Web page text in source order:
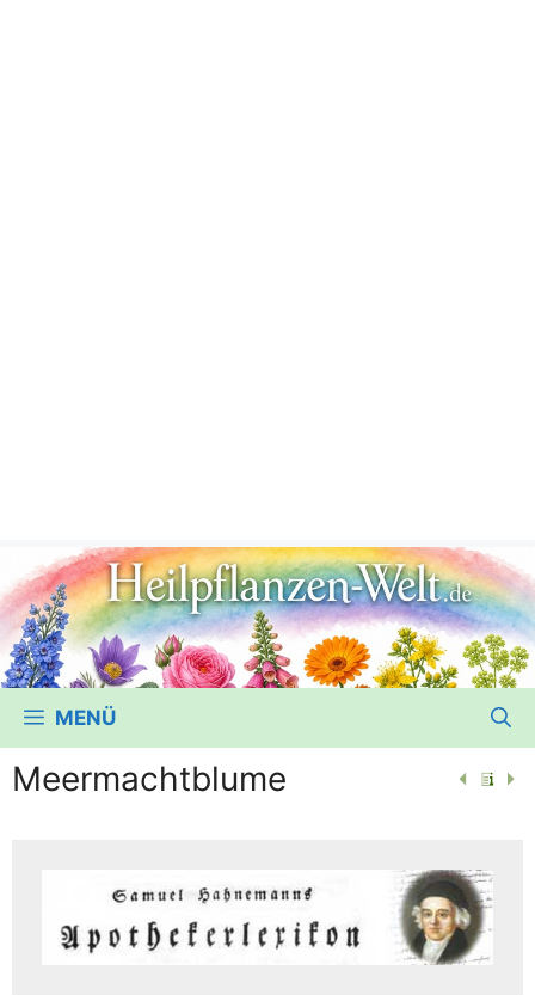
MENÜ
Meermachtblume